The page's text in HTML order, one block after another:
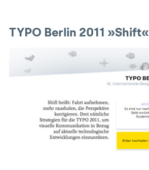
TYPO Berlin 2011 »Shift«